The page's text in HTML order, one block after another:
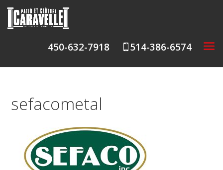
450-632-7918  514-386-6574
sefacometal